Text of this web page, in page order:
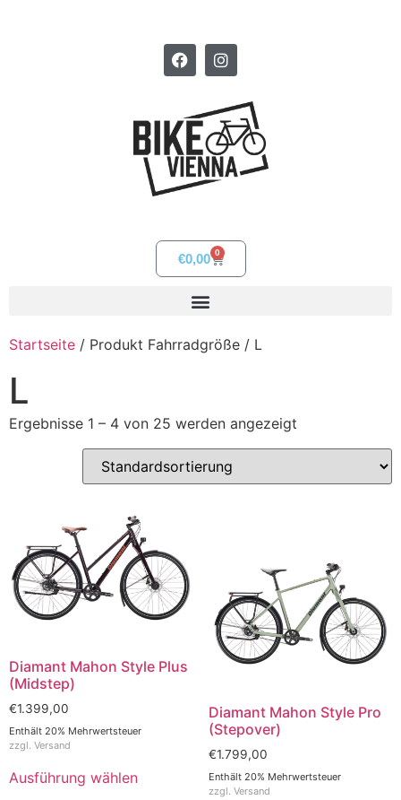
€0,00 0
Startseite / Produkt Fahrradgröße / L
L
Ergebnisse 1 – 4 von 25 werden angezeigt
Diamant Mahon Style Plus
(Midstep)
€1.399,00
Enthält 20% Mehrwertsteuer
zzgl. Versand
Ausführung wählen
Diamant Mahon Style Pro
(Stepover)
€1.799,00
Enthält 20% Mehrwertsteuer
zzgl. Versand